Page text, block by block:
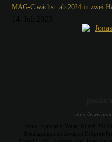
MAG-C wächst: ab 2024 in zwei
https://